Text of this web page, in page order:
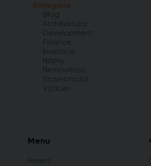
Kategorie
Blog
Architektura
Development
Finance
Investice
Nájmy
Nemovitosti
Stavebnictví
Výzkum
Menu
Kariéra